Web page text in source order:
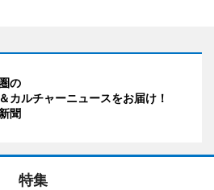
の
カルチャーニュースをお届け！
聞
特集